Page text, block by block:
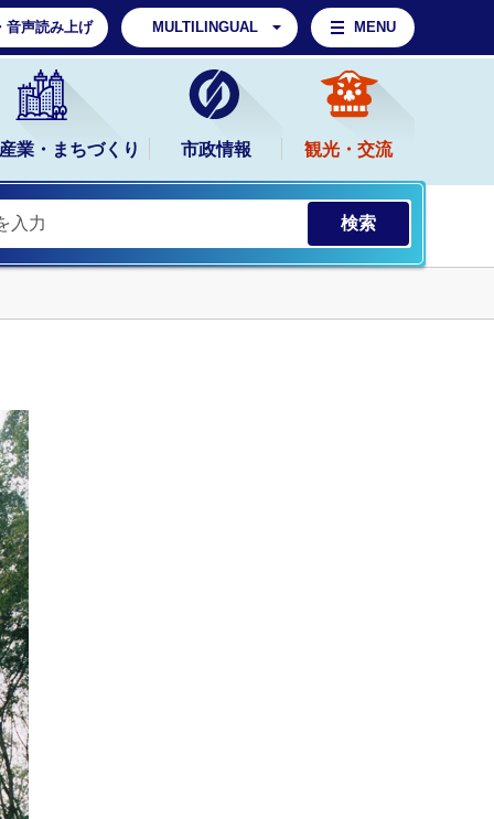
音声読み上げ MULTILINGUAL MENU
業・まちづくり 市政情報 観光・交流